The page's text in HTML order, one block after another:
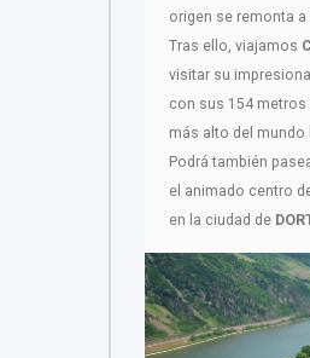
origen se remonta
Tras ello, viajamos
visitar su
con sus 154
más alto del mundo
Podrá también
el animado centro
en la ciudad de